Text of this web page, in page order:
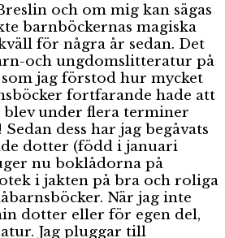
och om mig kan sägas
barnböckernas magiska
för några år sedan. Det
och ungdomslitteratur på
jag förstod hur mycket
fortfarande hade att
blev under flera terminer
Sedan dess har jag begåvats
dotter (född i januari
nu boklådorna på
i jakten på bra och roliga
När jag inte
dotter eller för egen del,
Jag pluggar till